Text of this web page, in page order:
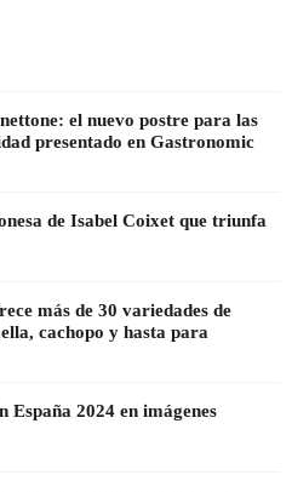
el nuevo postre para las
presentado en Gastronomic
de Isabel Coixet que triunfa
más de 30 variedades de
cachopo y hasta para
España 2024 en imágenes